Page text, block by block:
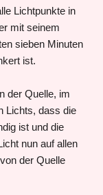
Lichtpunkte in
mit seinem
sieben Minuten
ist.
der Quelle, im
Lichts, dass die
ist und die
nun auf allen
der Quelle